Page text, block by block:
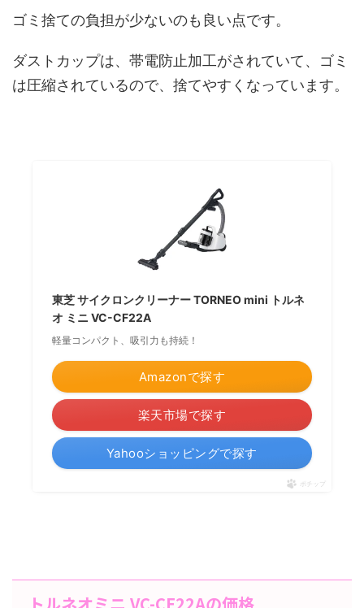
ゴミ捨ての負担が少ないのも良い点です。
ダストカップは、帯電防止加工がされていて、ゴミ
は圧縮されているので、捨てやすくなっています。
東芝 サイクロンクリーナー TORNEO mini トルネ
オ ミニ VC-CF22A
軽量コンパクト、吸引力も持続！
Amazonで探す
楽天市場で探す
Yahooショッピングで探す
ポチップ